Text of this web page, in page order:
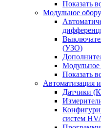
Показать
Модульное
(УЗО)
Модульное
Показать
Автоматизация
Датчики
систем